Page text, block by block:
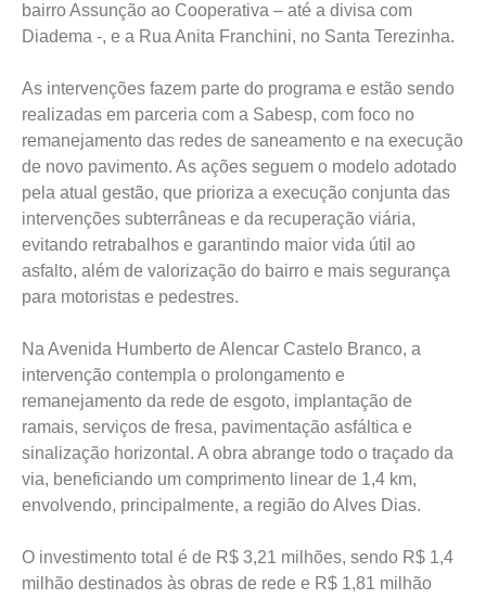
bairro Assunção ao Cooperativa – até a divisa com
Diadema -, e a Rua Anita Franchini, no Santa Terezinha.
As intervenções fazem parte do programa e estão sendo
realizadas em parceria com a Sabesp, com foco no
remanejamento das redes de saneamento e na execução
de novo pavimento. As ações seguem o modelo adotado
pela atual gestão, que prioriza a execução conjunta das
intervenções subterrâneas e da recuperação viária,
evitando retrabalhos e garantindo maior vida útil ao
asfalto, além de valorização do bairro e mais segurança
para motoristas e pedestres.
Na Avenida Humberto de Alencar Castelo Branco, a
intervenção contempla o prolongamento e
remanejamento da rede de esgoto, implantação de
ramais, serviços de fresa, pavimentação asfáltica e
sinalização horizontal. A obra abrange todo o traçado da
via, beneficiando um comprimento linear de 1,4 km,
envolvendo, principalmente, a região do Alves Dias.
O investimento total é de R$ 3,21 milhões, sendo R$ 1,4
milhão destinados às obras de rede e R$ 1,81 milhão